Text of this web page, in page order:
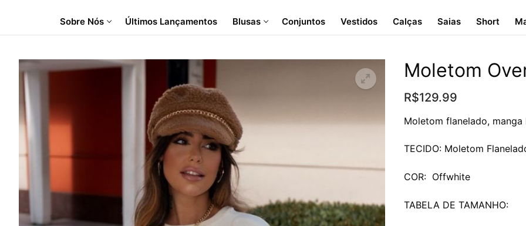
Sobre Nós Últimos Lançamentos Blusas Conjuntos Vestidos Calças Saias Short
Moletom
R$129.99
Moletom flanelado,
TECIDO: Moletom
COR: Offwhite
TABELA DE TAMANHO: